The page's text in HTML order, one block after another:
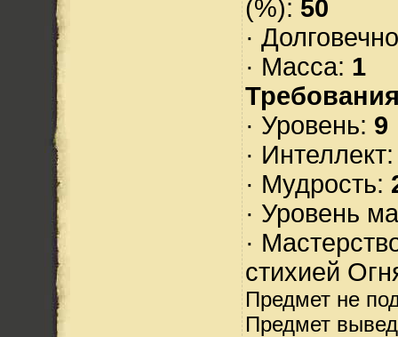
(%): 50
·
· Масса: 1
· Уровень: 9
·
· Мудрость:
· Уровень
·
стихией
Предмет не
Предмет